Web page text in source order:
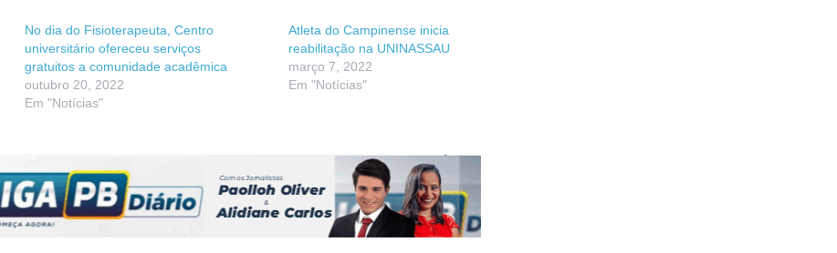
No dia do Fisioterapeuta, Centro
universitário ofereceu serviços
gratuitos a comunidade acadêmica
outubro 20, 2022
Em "Notícias"
Atleta do Campinense inicia
reabilitação na UNINASSAU
março 7, 2022
Em "Notícias"